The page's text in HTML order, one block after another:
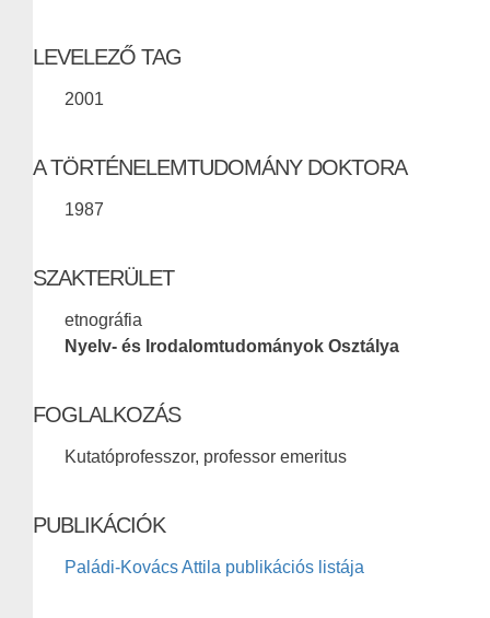
LEVELEZŐ TAG
2001
A TÖRTÉNELEMTUDOMÁNY DOKTORA
1987
SZAKTERÜLET
etnográfia
Nyelv- és Irodalomtudományok Osztálya
FOGLALKOZÁS
Kutatóprofesszor, professor emeritus
PUBLIKÁCIÓK
Paládi-Kovács Attila publikációs listája